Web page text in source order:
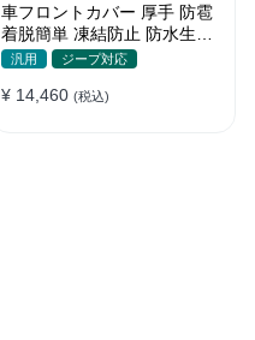
車フロントカバー 厚手 防雹
着脱簡単 凍結防止 防水生地
可愛い 軽量 汚れから守る 四
汎用 ジープ対応
¥ 14,460 (税込)